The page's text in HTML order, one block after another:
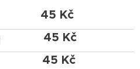
45 Kč
45 Kč
45 Kč